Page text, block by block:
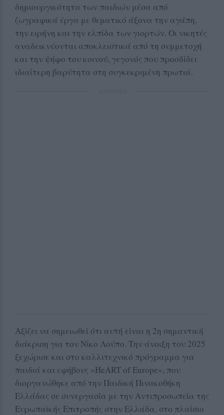
δημιουργικότητα των παιδιών μέσα από
ζωγραφικά έργα με θεματικό άξονα την αγάπη,
την ειρήνη και την ελπίδα των γιορτών. Οι νικητές
αναδεικνύονται αποκλειστικά από τη συμμετοχή
και την ψήφο του κοινού, γεγονός που προσδίδει
ιδιαίτερη βαρύτητα στη συγκεκριμένη πρωτιά.
Αξίζει να σημειωθεί ότι αυτή είναι η 2η σημαντική
διάκριση για τον Νίκο Λούπο. Την άνοιξη του 2025
ξεχώρισε και στο καλλιτεχνικό πρόγραμμα για
παιδιά και εφήβους «HeART of Europe», που
διοργανώθηκε από την Παιδική Πινακοθήκη
Ελλάδας σε συνεργασία με την Αντιπροσωπεία της
Ευρωπαϊκής Επιτροπής στην Ελλάδα, στο πλαίσιο